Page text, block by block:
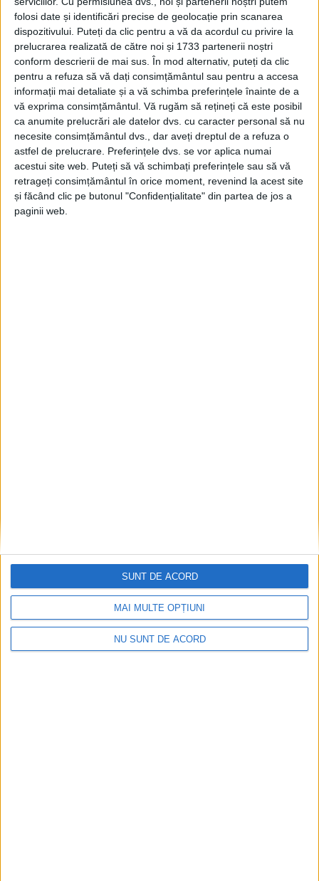
folosi date și identificări precise de geolocație prin scanarea
dispozitivului. Puteți da clic pentru a vă da acordul cu privire la
prelucrarea realizată de către noi și 1733 partenerii noștri
conform descrierii de mai sus. În mod alternativ, puteți da clic
pentru a refuza să vă dați consimțământul sau pentru a accesa
informații mai detaliate și a vă schimba preferințele înainte de a
vă exprima consimțământul. Vă rugăm să rețineți că este posibil
ca anumite prelucrări ale datelor dvs. cu caracter personal să nu
necesite consimțământul dvs., dar aveți dreptul de a refuza o
astfel de prelucrare. Preferințele dvs. se vor aplica numai
acestui site web. Puteți să vă schimbați preferințele sau să vă
retrageți consimțământul în orice moment, revenind la acest site
și făcând clic pe butonul "Confidențialitate" din partea de jos a
paginii web.
MAI MULTE OPȚIUNI
NU SUNT DE ACORD
SUNT DE ACORD
Etichetă: politici
Rate și rate
Jupanu - 8 mai 2023